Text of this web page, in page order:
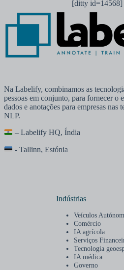
[ditty id=14568]
Na Labelify, combinamos as
pessoas em conjunto, para fornecer o
dados e anotações para empresas
NLP.
– Labelify HQ, Índia
- Tallinn, Estónia
Indústrias
Veículos
Comércio
IA agrícola
Serviços
Tecnologia
IA médica
Governo